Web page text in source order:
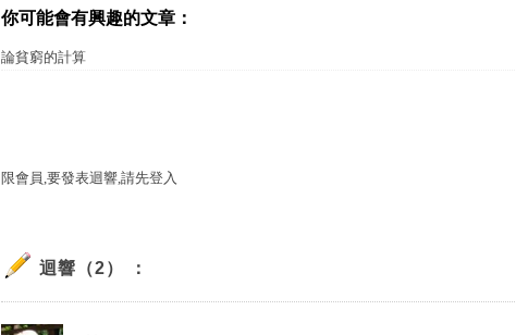
你可能會有興趣的文章：
論貧窮的計算
限會員,要發表迴響,請先登入
迴響（2） ：